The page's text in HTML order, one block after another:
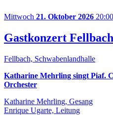
Mittwoch 21. Oktober 2026
Gastkonzert Fellbach
Fellbach, Schwabenlandhalle
Katharine Mehrling singt Piaf.
Orchester
Katharine Mehrling, Gesang
Enrique Ugarte, Leitung